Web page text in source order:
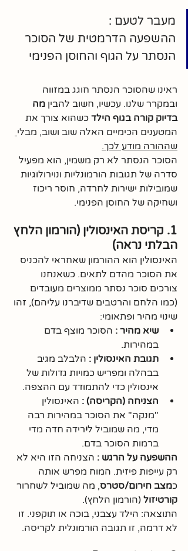
מעבר לטעם :
ההשפעה הדרמטית של הסוכר
הנסתר על הגוף והחוסן הפנימי
ראינו שהסוכר הנסתר חוגג במזווה
ובמקרר שלנו. עכשיו, חשוב להבין מה
בדיוק קורה בגוף הילד כשהוא צורך את
המטענים הכימיים האלה שוב ושוב, מבלי
שההורה מודע לכך.
הסוכר הנסתר לא רק משמין, הוא מפעיל
סדרה של תגובות הורמונליות ונוירולוגיות
שמובילות ישירות לחרדה, חוסר ריכוז
ושחיקה של החוסן הפנימי.
1. קריסת האינסולין (הורמון הלחץ
הבלתי נראה)
האינסולין הוא ההורמון שאחראי להכניס
את הסוכר מהדם לתאים. כשאנחנו
צורכים סוכר נסתר ממוצרים מעובדים
(כמו הלחם והרטבים שדיברנו עליהם), זהו
שינוי מהיר ופתאומי:
שיא מהיר : הסוכר מוצף בדם
במהירות.
תגובת האינסולין : הלבלב מגיב
בבהלה ומפריש כמויות גדולות של
אינסולין כדי להתמודד עם ההצפה.
הצניחה (הקריסה) : האינסולין
"מנקה" את הסוכר במהירות רבה
מדי, מה שמוביל לירידה חדה מדי
ברמות הסוכר בדם.
ההשפעה על הרגש : הצניחה הזו היא לא
רק עייפות פיזית. המוח מפרש אותה
כמצב חירום/סטרס, מה שמוביל לשחרור
קורטיזול (הורמון הלחץ).
התוצאה: הילד עצבני, בוכה או תוקפני. זו
לא דרמה, זו תגובה הורמונלית לקריסה.